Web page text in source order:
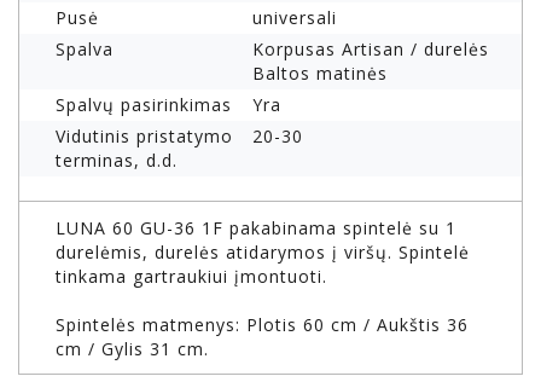
Pusė
universali
Spalva
Korpusas Artisan / durelės
Baltos matinės
Spalvų pasirinkimas
Yra
Vidutinis pristatymo
terminas, d.d.
20-30
LUNA 60 GU-36 1F pakabinama spintelė su 1
durelėmis, durelės atidarymos į viršų. Spintelė
tinkama gartraukiui įmontuoti.
Spintelės matmenys: Plotis 60 cm / Aukštis 36
cm / Gylis 31 cm.